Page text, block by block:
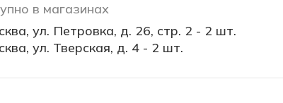
в магазинах
ул. Петровка, д. 26, стр. 2 - 2 шт.
ул. Тверская, д. 4 - 2 шт.